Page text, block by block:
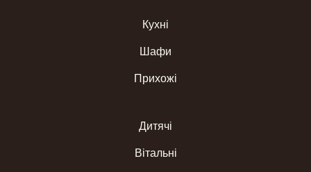
Кухні
Шафи
Прихожі
Дитячі
Вітальні